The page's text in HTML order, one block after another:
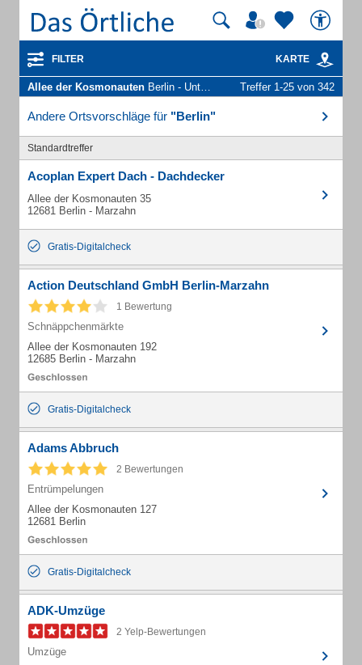
FILTER KARTE
Allee der Kosmonauten Berlin - Unternehmen und Personen Treffer 1-25 von 342
Andere Ortsvorschläge für "Berlin"
Standardtreffer
Acoplan Expert Dach - Dachdecker
Allee der Kosmonauten 35
12681 Berlin - Marzahn
Gratis-Digitalcheck
Action Deutschland GmbH Berlin-Marzahn
1 Bewertung
Schnäppchenmärkte
Allee der Kosmonauten 192
12685 Berlin - Marzahn
Gratis-Digitalcheck
Adams Abbruch
2 Bewertungen
Entrümpelungen
Allee der Kosmonauten 127
12681 Berlin
Gratis-Digitalcheck
ADK-Umzüge
2 Yelp-Bewertungen
Umzüge